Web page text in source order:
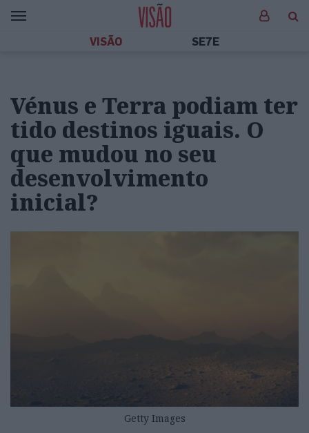
VISÃO SE7E
Vénus e Terra podiam ter
tido destinos iguais. O
que mudou no seu
desenvolvimento
inicial?
Getty Images